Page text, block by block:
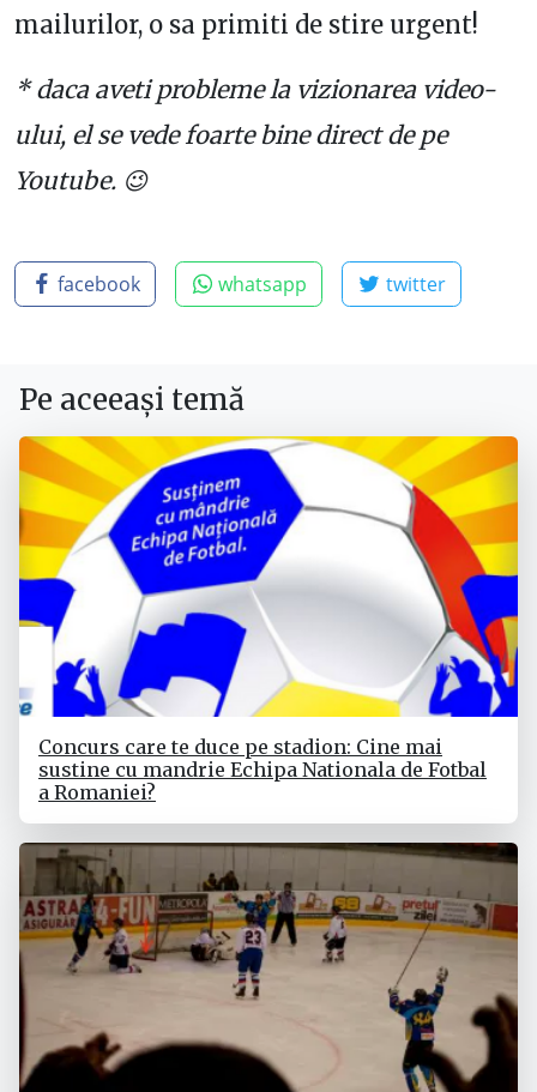
mailurilor, o sa primiti de stire urgent!
* daca aveti probleme la vizionarea video-
ului, el se vede foarte bine direct de pe
Youtube. 😉
facebook whatsapp twitter
Pe aceeași temă
Concurs care te duce pe stadion: Cine mai
sustine cu mandrie Echipa Nationala de Fotbal
a Romaniei?